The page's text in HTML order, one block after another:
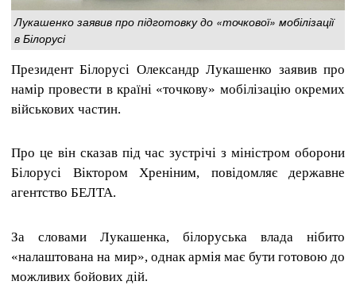
Лукашенко заявив про підготовку до «точкової» мобілізації
в Білорусі
Президент Білорусі Олександр Лукашенко заявив про
намір провести в країні «точкову» мобілізацію окремих
військових частин.
Про це він сказав під час зустрічі з міністром оборони
Білорусі Віктором Хреніним, повідомляє державне
агентство БЕЛТА.
За словами Лукашенка, білоруська влада нібито
«налаштована на мир», однак армія має бути готовою до
можливих бойових дій.